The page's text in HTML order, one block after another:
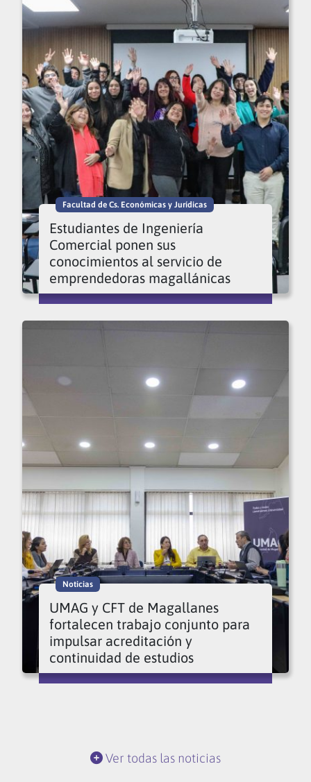
Facultad de Cs. Económicas y Jurídicas
Estudiantes de Ingeniería
Comercial ponen sus
conocimientos al servicio de
emprendedoras magallánicas
Noticias
UMAG y CFT de Magallanes
fortalecen trabajo conjunto para
impulsar acreditación y
continuidad de estudios
Ver todas las noticias